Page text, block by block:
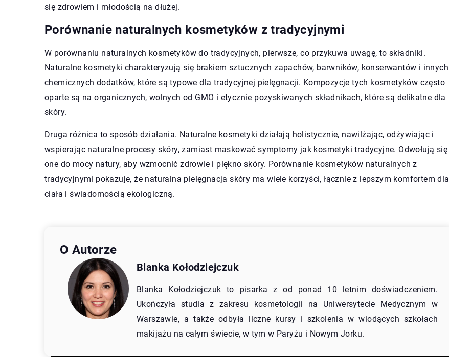
się zdrowiem i młodością na dłużej.
Porównanie naturalnych kosmetyków z tradycyjnymi
W porównaniu naturalnych kosmetyków do tradycyjnych, pierwsze, co przykuwa uwagę, to składniki.
Naturalne kosmetyki charakteryzują się brakiem sztucznych zapachów, barwników, konserwantów i innych
chemicznych dodatków, które są typowe dla tradycyjnej pielęgnacji. Kompozycje tych kosmetyków często
oparte są na organicznych, wolnych od GMO i etycznie pozyskiwanych składnikach, które są delikatne dla
skóry.
Druga różnica to sposób działania. Naturalne kosmetyki działają holistycznie, nawilżając, odżywiając i
wspierając naturalne procesy skóry, zamiast maskować symptomy jak kosmetyki tradycyjne. Odwołują się
one do mocy natury, aby wzmocnić zdrowie i piękno skóry. Porównanie kosmetyków naturalnych z
tradycyjnymi pokazuje, że naturalna pielęgnacja skóry ma wiele korzyści, łącznie z lepszym komfortem dla
ciała i świadomością ekologiczną.
O Autorze
Blanka Kołodziejczuk
Blanka Kołodziejczuk to pisarka z od ponad 10 letnim doświadczeniem.
Ukończyła studia z zakresu kosmetologii na Uniwersytecie Medycznym w
Warszawie, a także odbyła liczne kursy i szkolenia w wiodących szkołach
makijażu na całym świecie, w tym w Paryżu i Nowym Jorku.